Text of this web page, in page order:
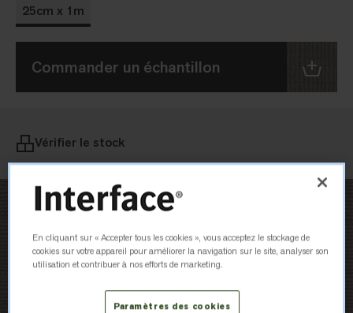
25cm x 1m
Commander un échantillon
Vérifier le stock
En cliquant sur « Accepter tous les cookies », vous acceptez le stockage de
cookies sur votre appareil pour améliorer la navigation sur le site, analyser son
utilisation et contribuer à nos efforts de marketing.
Paramètres des cookies